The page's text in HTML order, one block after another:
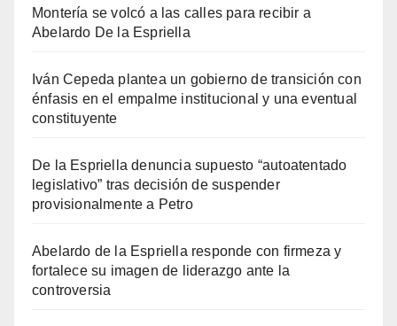
Montería se volcó a las calles para recibir a
Abelardo De la Espriella
Iván Cepeda plantea un gobierno de transición con
énfasis en el empalme institucional y una eventual
constituyente
De la Espriella denuncia supuesto “autoatentado
legislativo” tras decisión de suspender
provisionalmente a Petro
Abelardo de la Espriella responde con firmeza y
fortalece su imagen de liderazgo ante la
controversia